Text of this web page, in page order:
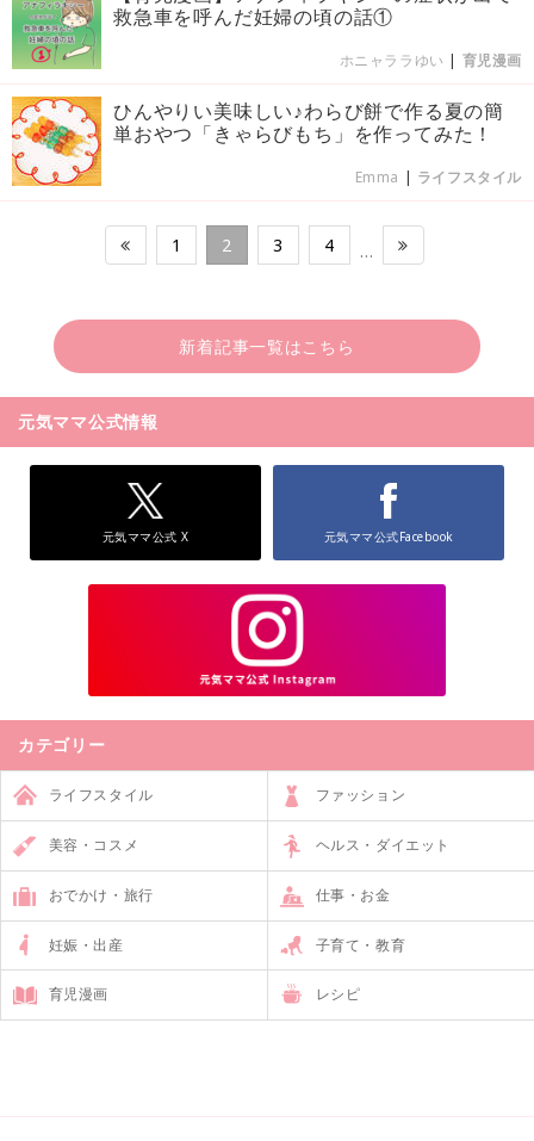
救急車を呼んだ妊婦の頃の話①
ホニャララゆい | 育児漫画
ひんやりい美味しい♪わらび餅で作る夏の簡
単おやつ「きゃらびもち」を作ってみた！
Emma | ライフスタイル
1 2 3 4 …
新着記事一覧はこちら
元気ママ公式情報
元気ママ公式 X 元気ママ公式Facebook
カテゴリー
ライフスタイル ファッション
美容・コスメ ヘルス・ダイエット
おでかけ・旅行 仕事・お金
妊娠・出産 子育て・教育
育児漫画 レシピ